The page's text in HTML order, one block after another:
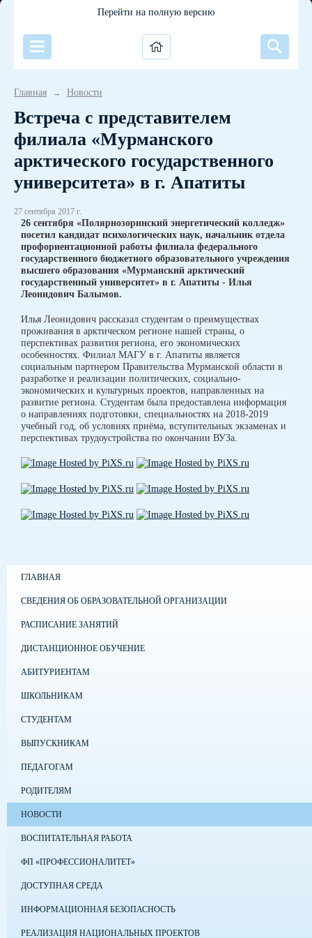
Перейти на полную версию
Главная → Новости
Встреча с представителем
филиала «Мурманского
арктического государственного
университета» в г. Апатиты
27 сентября 2017 г.
26 сентября «Полярнозоринский энергетический колледж»
посетил кандидат психологических наук, начальник отдела
профориентационной работы филиала федерального
государственного бюджетного образовательного учреждения
высшего образования «Мурманский арктический
государственный университет» в г. Апатиты - Илья
Леонидович Балымов.
Илья Леонидович рассказал студентам о преимуществах
проживания в арктическом регионе нашей страны, о
перспективах развития региона, его экономических
особенностях. Филиал МАГУ в г. Апатиты является
социальным партнером Правительства Мурманской области в
разработке и реализации политических, социально-
экономических и культурных проектов, направленных на
развитие региона. Студентам была предоставлена информация
о направлениях подготовки, специальностях на 2018-2019
учебный год, об условиях приёма, вступительных экзаменах и
перспективах трудоустройства по окончании ВУЗа.
ГЛАВНАЯ
СВЕДЕНИЯ ОБ ОБРАЗОВАТЕЛЬНОЙ ОРГАНИЗАЦИИ
РАСПИСАНИЕ ЗАНЯТИЙ
ДИСТАНЦИОННОЕ ОБУЧЕНИЕ
АБИТУРИЕНТАМ
ШКОЛЬНИКАМ
СТУДЕНТАМ
ВЫПУСКНИКАМ
ПЕДАГОГАМ
РОДИТЕЛЯМ
НОВОСТИ
ВОСПИТАТЕЛЬНАЯ РАБОТА
ФП «ПРОФЕССИОНАЛИТЕТ»
ДОСТУПНАЯ СРЕДА
ИНФОРМАЦИОННАЯ БЕЗОПАСНОСТЬ
РЕАЛИЗАЦИЯ НАЦИОНАЛЬНЫХ ПРОЕКТОВ